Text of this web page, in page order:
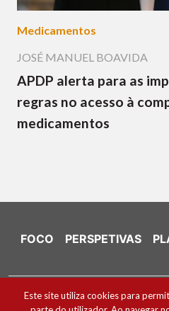
Medicamentos
JOSÉ MANUEL BOAVIDA
APDP alerta para as
regras no acesso à
medicamentos
FOCO PERSPETIVAS
Ficha Técnica e Estatuto
Este site utiliza cookies para